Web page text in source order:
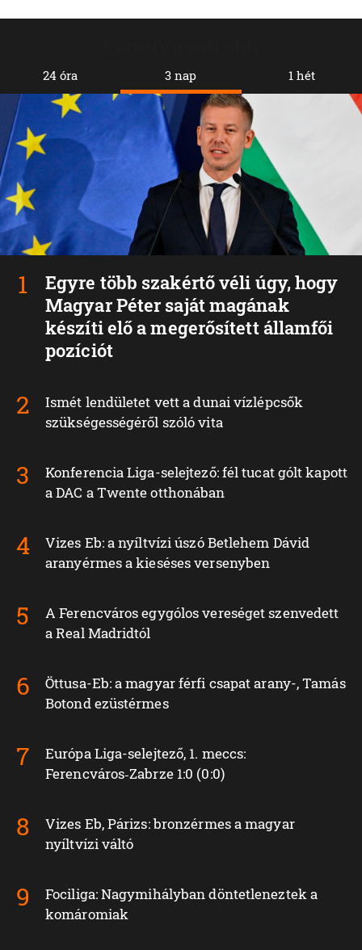
24 óra 3 nap
Egyre több szakértő véli úgy, hogy
Magyar Péter saját magának
készíti elő a megerősített államfői
pozíciót
Ismét lendületet vett a dunai vízlépcsők
szükségességéről szóló vita
Konferencia Liga-selejtező: fél tucat gólt kapott
a DAC a Twente otthonában
Vizes Eb: a nyíltvízi úszó Betlehem Dávid
aranyérmes a kieséses versenyben
A Ferencváros egygólos vereséget szenvedett
a Real Madridtól
Öttusa-Eb: a magyar férfi csapat arany-, Tamás
Botond ezüstérmes
Európa Liga-selejtező, 1. meccs:
Ferencváros‑Zabrze 1:0 (0:0)
Vizes Eb, Párizs: bronzérmes a magyar
nyíltvízi váltó
Fociliga: Nagymihályban döntetleneztek a
komáromiak
1 hét